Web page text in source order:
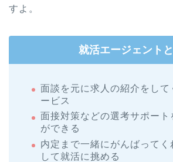
すよ。
就活エージェント
面談を元に求人の紹介をして
ービス
面接対策などの選考サポート
ができる
内定まで一緒にがんばってく
して就活に挑める